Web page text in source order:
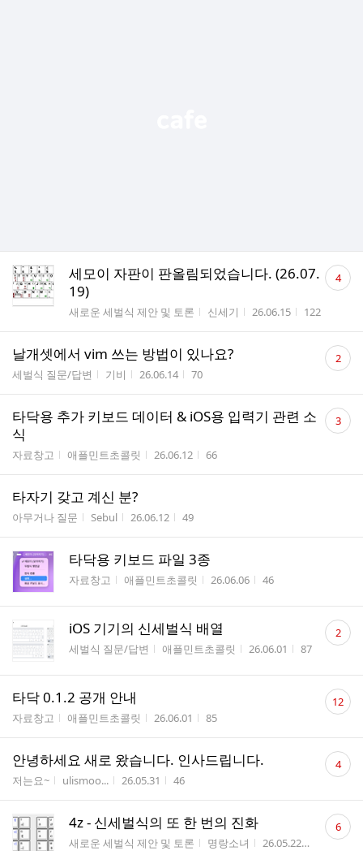
세모이 자판이 판올림되었습니다. (26.07.
19)
게시판명
새로운 세벌식 제안 및 토론 작성자
신세기 작성시간
26.06.15 조회수
122
댓
글 4
날개셋에서 vim 쓰는 방법이 있나요?
게시판명
세벌식 질문/답변 작성자
기비 작성시간
26.06.14 조회수
70
댓
글 2
타닥용 추가 키보드 데이터 & iOS용 입력기 관련 소
식
게시판명
자료창고 작성자
애플민트초콜릿 작성시간
26.06.12 조회수
66
댓
글 3
타자기 갖고 계신 분?
게시판명
아무거나 질문 작성자
Sebul 작성시간
26.06.12 조회수
49
타닥용 키보드 파일 3종
게시판명
자료창고 작성자
애플민트초콜릿 작성시간
26.06.06 조회수
46
iOS 기기의 신세벌식 배열
게시판명
세벌식 질문/답변 작성자
애플민트초콜릿 작성시간
26.06.01 조회수
87
댓
글 2
타닥 0.1.2 공개 안내
게시판명
자료창고 작성자
애플민트초콜릿 작성시간
26.06.01 조회수
85
댓
글12
안녕하세요 새로 왔습니다. 인사드립니다.
게시판명
저는요~ 작성자
ulismoo... 작성시간
26.05.31 조회수
46
댓
글 4
4z - 신세벌식의 또 한 번의 진화
게시판명
새로운 세벌식 제안 및 토론 작성자
명랑소녀 작성시간
26.05.22 조회수
댓
글 6